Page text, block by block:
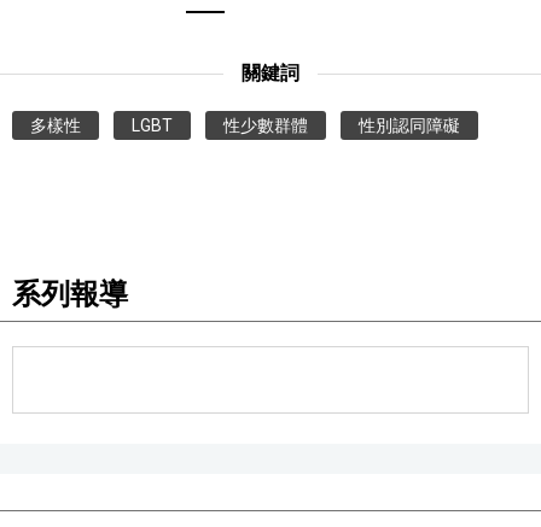
關鍵詞
多樣性 LGBT 性少數群體 性別認同障礙
系列報導